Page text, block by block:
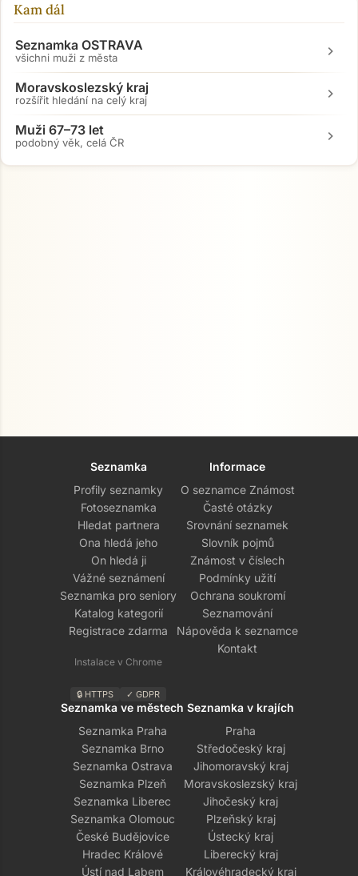
Kam dál
Seznamka OSTRAVA
všichni muži z města chevron_right
Moravskoslezský kraj
rozšířit hledání na celý kraj chevron_right
Muži 67–73 let
podobný věk, celá ČR chevron_right
Seznamka
Profily seznamky
Fotoseznamka
Hledat partnera
Ona hledá jeho
On hledá ji
Vážné seznámení
Seznamka pro seniory
Katalog kategorií
Registrace zdarma
Instalace v Chrome
🔒 HTTPS ✓ GDPR
Informace
O seznamce Známost
Časté otázky
Srovnání seznamek
Slovník pojmů
Známost v číslech
Podmínky užití
Ochrana soukromí
Seznamování
Nápověda k seznamce
Kontakt
Seznamka ve městech
Seznamka Praha
Seznamka Brno
Seznamka Ostrava
Seznamka Plzeň
Seznamka Liberec
Seznamka Olomouc
České Budějovice
Hradec Králové
Ústí nad Labem
Seznamka v krajích
Praha
Středočeský kraj
Jihomoravský kraj
Moravskoslezský kraj
Jihočeský kraj
Plzeňský kraj
Ústecký kraj
Liberecký kraj
Královéhradecký kraj